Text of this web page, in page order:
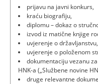
prijavu na javni konkurs,
kraću biografiju,
diplomu – dokaz o
izvod iz matične knjige
uvjerenje o državljanstvu,
uvjerenje o položenom
dokumentaciju vezanu
HNK-a („Službene novine
druge relevantne